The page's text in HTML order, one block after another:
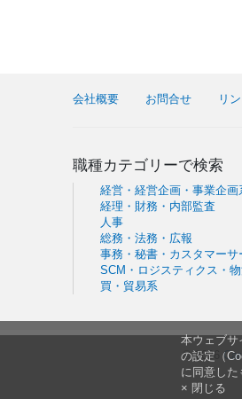
本ウェブサ
の設定（
に同意し
× 閉じる
会社概要 お問合せ リ
職種カテゴリーで検索
経営・経営企画・事業企画
経理・財務・内部監査
人事
総務・法務・広報
事務・秘書・カスタマーサ
SCM・ロジスティクス・
買・貿易系
© 2026